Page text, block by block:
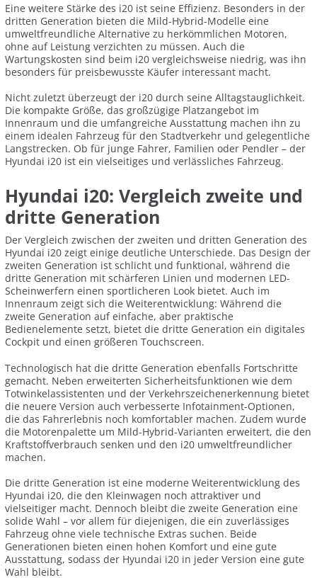
Eine weitere Stärke des i20 ist seine Effizienz. Besonders in der
dritten Generation bieten die Mild-Hybrid-Modelle eine
umweltfreundliche Alternative zu herkömmlichen Motoren,
ohne auf Leistung verzichten zu müssen. Auch die
Wartungskosten sind beim i20 vergleichsweise niedrig, was ihn
besonders für preisbewusste Käufer interessant macht.
Nicht zuletzt überzeugt der i20 durch seine Alltagstauglichkeit.
Die kompakte Größe, das großzügige Platzangebot im
Innenraum und die umfangreiche Ausstattung machen ihn zu
einem idealen Fahrzeug für den Stadtverkehr und gelegentliche
Langstrecken. Ob für junge Fahrer, Familien oder Pendler – der
Hyundai i20 ist ein vielseitiges und verlässliches Fahrzeug.
Hyundai i20: Vergleich zweite und
dritte Generation
Der Vergleich zwischen der zweiten und dritten Generation des
Hyundai i20 zeigt einige deutliche Unterschiede. Das Design der
zweiten Generation ist schlicht und funktional, während die
dritte Generation mit schärferen Linien und modernen LED-
Scheinwerfern einen sportlicheren Look bietet. Auch im
Innenraum zeigt sich die Weiterentwicklung: Während die
zweite Generation auf einfache, aber praktische
Bedienelemente setzt, bietet die dritte Generation ein digitales
Cockpit und einen größeren Touchscreen.
Technologisch hat die dritte Generation ebenfalls Fortschritte
gemacht. Neben erweiterten Sicherheitsfunktionen wie dem
Totwinkelassistenten und der Verkehrszeichenerkennung bietet
die neuere Version auch verbesserte Infotainment-Optionen,
die das Fahrerlebnis noch komfortabler machen. Zudem wurde
die Motorenpalette um Mild-Hybrid-Varianten erweitert, die den
Kraftstoffverbrauch senken und den i20 umweltfreundlicher
machen.
Die dritte Generation ist eine moderne Weiterentwicklung des
Hyundai i20, die den Kleinwagen noch attraktiver und
vielseitiger macht. Dennoch bleibt die zweite Generation eine
solide Wahl – vor allem für diejenigen, die ein zuverlässiges
Fahrzeug ohne viele technische Extras suchen. Beide
Generationen bieten einen hohen Komfort und eine gute
Ausstattung, sodass der Hyundai i20 in jeder Version eine gute
Wahl bleibt.